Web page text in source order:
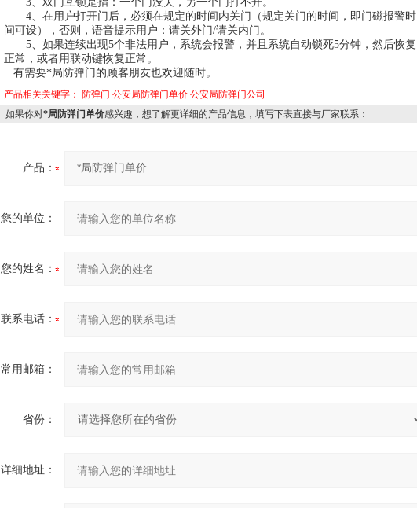
4、在用户打开门后，必须在规定的时间内关门（规定关门的时间，即门磁报警时
间可设），否则，语音提示用户：请关外门/请关内门。
5、如果连续出现5个非法用户，系统会报警，并且系统自动锁死5分钟，然后恢复
正常，或者用联动键恢复正常。
有需要*局防弹门的顾客朋友也欢迎随时。
产品相关关键字： 防弹门 公安局防弹门单价 公安局防弹门公司
如果你对*局防弹门单价感兴趣，想了解更详细的产品信息，填写下表直接与厂家联系：
产品：
您的单位：
您的姓名：
联系电话：
常用邮箱：
省份：
详细地址：